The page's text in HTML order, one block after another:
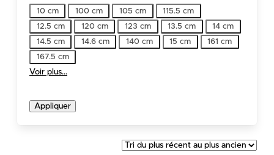
Longueur
10 cm 100 cm 105 cm
115.5 cm
12.5 cm
120 cm 123 cm 13.5 cm
14 cm
14.5 cm
14.6 cm 140 cm 15 cm
161 cm
167.5 cm
Voir plus…
Appliquer